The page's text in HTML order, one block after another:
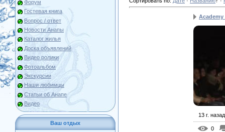
Форум
Гостевая книга
Вопрос / ответ
Новости Анапы
Каталог жилья
Доска объявлений
Видео ролики
Фотоальбом
Экскурсии
Наши любимцы
Статьи об Анапе
Видео
Ваш отдых
13 г. назад
0